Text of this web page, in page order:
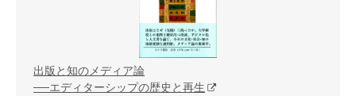
出版と知のメディア論
──エディターシップの歴史と再生